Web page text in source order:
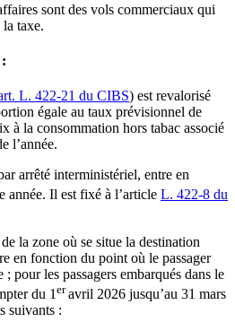
sont des vols commerciaux qui
taxe.
L. 422-21 du CIBS) est revalorisé
égale au taux prévisionnel de
à la consommation hors tabac associé
l’année.
arrêté interministériel, entre en
année. Il est fixé à l’article L. 422-8 du
la zone où se situe la destination
en fonction du point où le passager
; pour les passagers embarqués dans le
du 1 eravril 2026 jusqu’au 31 mars
suivants :